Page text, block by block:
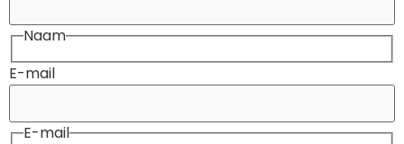
Naam
E-mail
E-mail